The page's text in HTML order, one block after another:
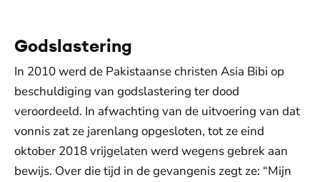
Godslastering
In 2010 werd de Pakistaanse christen Asia Bibi op
beschuldiging van godslastering ter dood
veroordeeld. In afwachting van de uitvoering van dat
vonnis zat ze jarenlang opgesloten, tot ze eind
oktober 2018 vrijgelaten werd wegens gebrek aan
bewijs. Over die tijd in de gevangenis zegt ze: “Mijn